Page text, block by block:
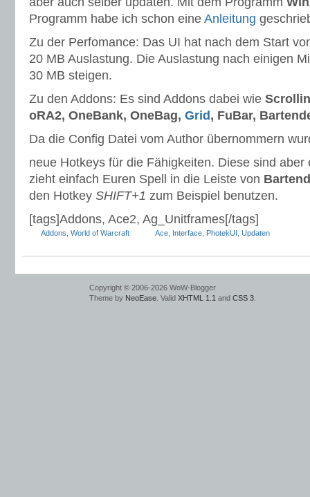
Programm habe ich schon eine Anleitung
Zu der Perfomance: Das UI hat nach dem Start
20 MB Auslastung. Die Auslastung nach einigen
30 MB steigen.
Zu den Addons: Es sind Addons dabei wie
oRA2, OneBank, OneBag, Grid , FuBar,
Da die Config Datei vom Author übernommern
neue Hotkeys für die Fähigkeiten. Diese sind aber
zieht einfach Euren Spell in die Leiste von
den Hotkey SHIFT+1 zum Beispiel benutzen.
[tags]Addons, Ace2, Ag_Unitframes[/tags]
Addons World of Warcraft Ace Interface PhotekUI Updaten
Copyright © 2006-2026 WoW-Blogger
Theme by NeoEase . Valid XHTML 1.1 and CSS 3